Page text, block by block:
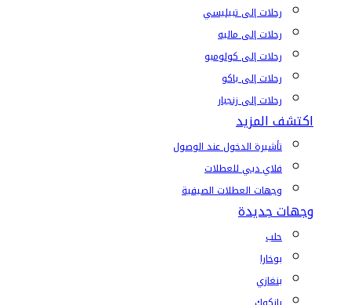
رحلات إلى تبيليسي
رحلات إلى ماليه
رحلات إلى كولومبو
رحلات إلى باكو
رحلات إلى زنجبار
اكتشف المزيد
تأشيرة الدخول عند الوصول
فلاي دبي للعطلات
وجهات العطلات الصيفية
وجهات جديدة
حلب
بوخارا
بنغازي